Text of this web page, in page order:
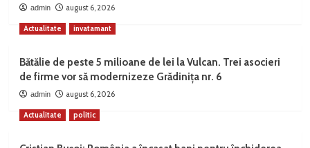
admin august 6, 2026
Actualitate invatamant
Bătălie de peste 5 milioane de lei la Vulcan. Trei asocieri
de firme vor să modernizeze Grădinița nr. 6
admin august 6, 2026
Actualitate politic